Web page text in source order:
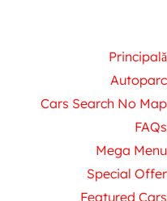
Principală
Autoparc
Cars Search No Map
FAQs
Mega Menu
Special Offer
Featured Cars